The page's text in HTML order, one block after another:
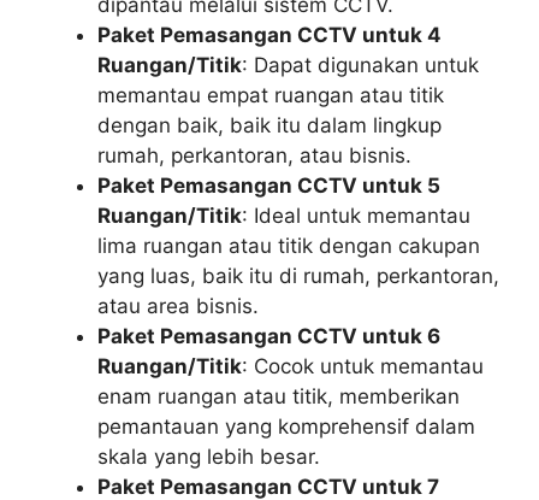
Paket Pemasangan CCTV untuk 4
Ruangan/Titik: Dapat digunakan untuk
memantau empat ruangan atau titik
dengan baik, baik itu dalam lingkup
rumah, perkantoran, atau bisnis.
Paket Pemasangan CCTV untuk 5
Ruangan/Titik: Ideal untuk memantau
lima ruangan atau titik dengan cakupan
yang luas, baik itu di rumah, perkantoran,
atau area bisnis.
Paket Pemasangan CCTV untuk 6
Ruangan/Titik: Cocok untuk memantau
enam ruangan atau titik, memberikan
pemantauan yang komprehensif dalam
skala yang lebih besar.
Paket Pemasangan CCTV untuk 7